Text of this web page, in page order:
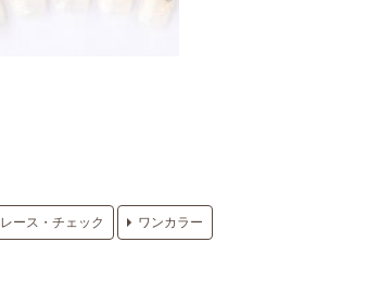
レース・チェック ワンカラー